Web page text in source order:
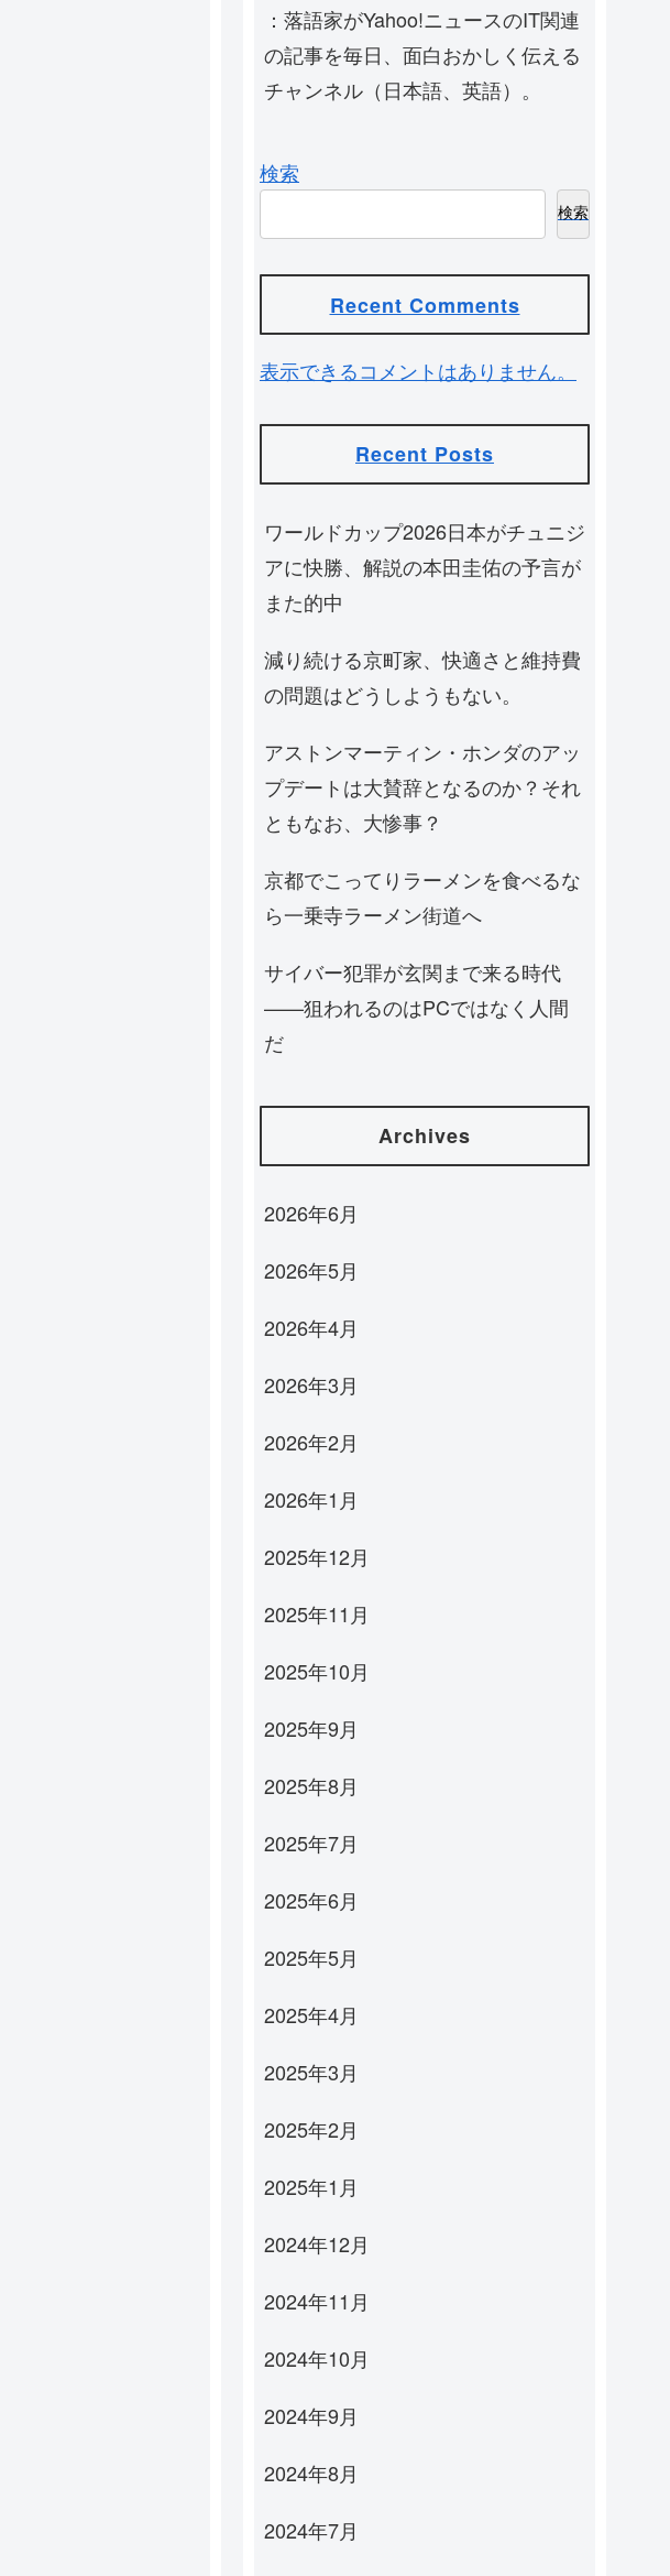
：落語家がYahoo!ニュースのIT関連
の記事を毎日、面白おかしく伝える
チャンネル（日本語、英語）。
検索
検索
Recent Comments
表示できるコメントはありません。
Recent Posts
ワールドカップ2026日本がチュニジ
アに快勝、解説の本田圭佑の予言が
また的中
減り続ける京町家、快適さと維持費
の問題はどうしようもない。
アストンマーティン・ホンダのアッ
プデートは大賛辞となるのか？それ
ともなお、大惨事？
京都でこってりラーメンを食べるな
ら一乗寺ラーメン街道へ
サイバー犯罪が玄関まで来る時代
——狙われるのはPCではなく人間
だ
Archives
2026年6月
2026年5月
2026年4月
2026年3月
2026年2月
2026年1月
2025年12月
2025年11月
2025年10月
2025年9月
2025年8月
2025年7月
2025年6月
2025年5月
2025年4月
2025年3月
2025年2月
2025年1月
2024年12月
2024年11月
2024年10月
2024年9月
2024年8月
2024年7月